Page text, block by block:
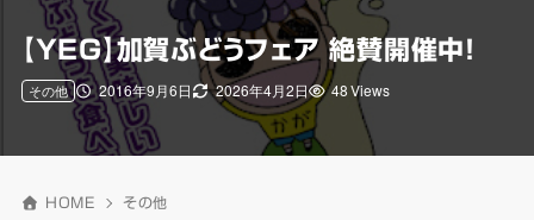
【YEG】加賀ぶどうフェア 絶賛開催中！
2016年9月6日 2026年4月2日
その他 48 Views
HOME その他